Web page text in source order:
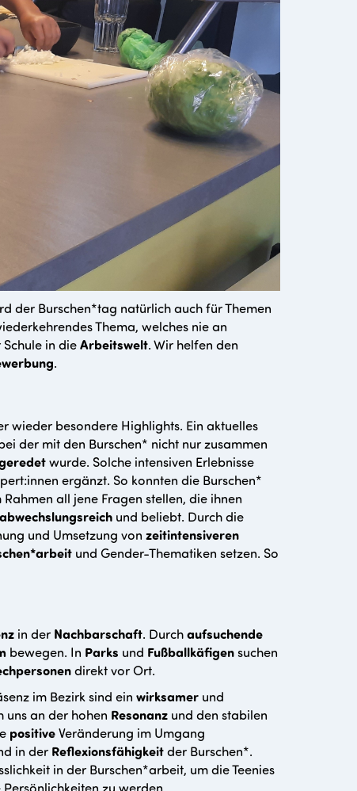
der Burschen*tag natürlich auch für Themen
Thema, welches nie an
in dieArbeitswelt. Wir helfen den
.
wieder besondere Highlights. Ein aktuelles
der mit den Burschen* nicht nur zusammen
wurde. Solche intensiven Erlebnisse
ergänzt. So konnten die Burschen*
Rahmen all jene Fragen stellen, die ihnen
abwechslungsreich und beliebt. Durch die
und Umsetzung von zeitintensiveren
und Gender-Thematiken setzen. So
in der Nachbarschaft. Durchaufsuchende
bewegen. In Parks und Fußballkäfigensuchen
direkt vor Ort.
im Bezirk sind ein wirksamer und
uns an der hohen Resonanz und den stabilen
positiveVeränderung im Umgang
in der Reflexionsfähigkeitder Burschen*.
in der Burschen*arbeit, um die Teenies
zu werden.